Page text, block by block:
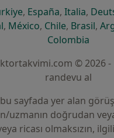
bir sekmede açılır
yeni bir sekmede
, Españayeni bir
, Italiayeni
,
yeni bir sekmede açılır
, Méxicoyeni bir sekmede
, Chileyeni bir
, Brasil,
Colombia
© 2026 -
randevu al
sayfada yer alan
uzmanın doğrudan
ricası olmaksızın,